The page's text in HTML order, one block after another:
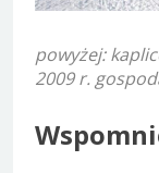
powyżej:
2009 r.